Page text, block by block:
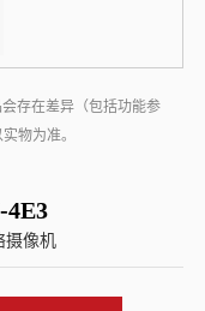
存在差异（包括功能参
物为准。
摄像机